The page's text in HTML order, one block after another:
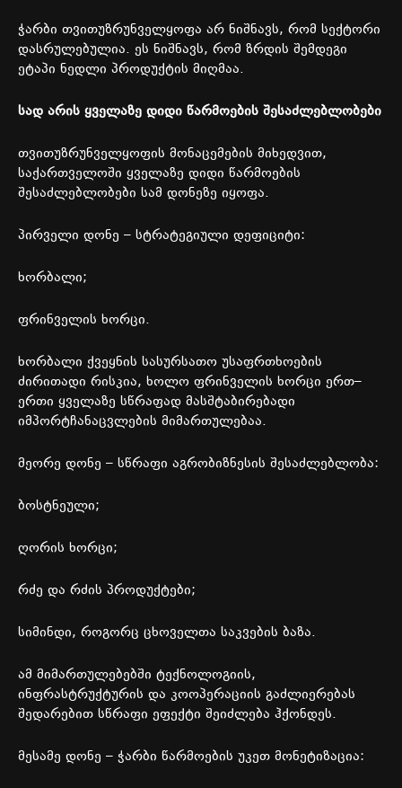
ჭარბი თვითუზრუნველყოფა არ ნიშნავს, რომ სექტორი
დასრულებულია. ეს ნიშნავს, რომ ზრდის შემდეგი
ეტაპი ნედლი პროდუქტის მიღმაა.
სად არის ყველაზე დიდი წარმოების შესაძლებლობები
თვითუზრუნველყოფის მონაცემების მიხედვით,
საქართველოში ყველაზე დიდი წარმოების
შესაძლებლობები სამ დონეზე იყოფა.
პირველი დონე – სტრატეგიული დეფიციტი:
ხორბალი;
ფრინველის ხორცი.
ხორბალი ქვეყნის სასურსათო უსაფრთხოების
ძირითადი რისკია, ხოლო ფრინველის ხორცი ერთ–
ერთი ყველაზე სწრაფად მასშტაბირებადი
იმპორტჩანაცვლების მიმართულებაა.
მეორე დონე – სწრაფი აგრობიზნესის შესაძლებლობა:
ბოსტნეული;
ღორის ხორცი;
რძე და რძის პროდუქტები;
სიმინდი, როგორც ცხოველთა საკვების ბაზა.
ამ მიმართულებებში ტექნოლოგიის,
ინფრასტრუქტურის და კოოპერაციის გაძლიერებას
შედარებით სწრაფი ეფექტი შეიძლება ჰქონდეს.
მესამე დონე – ჭარბი წარმოების უკეთ მონეტიზაცია: